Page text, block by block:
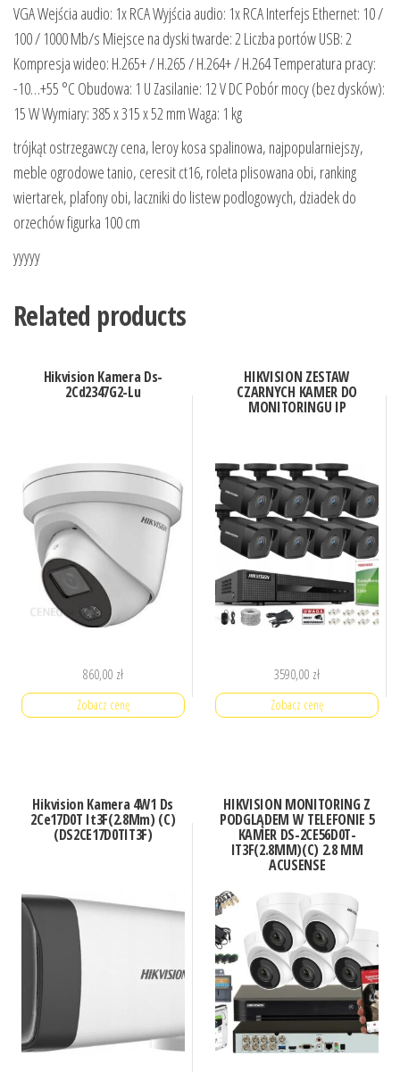
VGA Wejścia audio: 1x RCA Wyjścia audio: 1x RCA Interfejs Ethernet: 10 /
100 / 1000 Mb/s Miejsce na dyski twarde: 2 Liczba portów USB: 2
Kompresja wideo: H.265+ / H.265 / H.264+ / H.264 Temperatura pracy:
-10…+55 °C Obudowa: 1 U Zasilanie: 12 V DC Pobór mocy (bez dysków):
15 W Wymiary: 385 x 315 x 52 mm Waga: 1 kg
trójkąt ostrzegawczy cena, leroy kosa spalinowa, najpopularniejszy,
meble ogrodowe tanio, ceresit ct16, roleta plisowana obi, ranking
wiertarek, plafony obi, laczniki do listew podlogowych, dziadek do
orzechów figurka 100 cm
yyyyy
Related products
Hikvision Kamera Ds-
2Cd2347G2-Lu
860,00 zł
Zobacz cenę
HIKVISION ZESTAW
CZARNYCH KAMER DO
MONITORINGU IP
3590,00 zł
Zobacz cenę
Hikvision Kamera 4W1 Ds
2Ce17D0T It3F(2.8Mm) (C)
(DS2CE17D0TIT3F)
HIKVISION MONITORING Z
PODGLĄDEM W TELEFONIE 5
KAMER DS-2CE56D0T-
IT3F(2.8MM)(C) 2.8 MM
ACUSENSE